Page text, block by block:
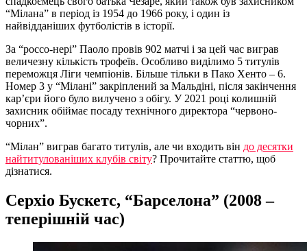
“Мілана” в період із 1954 до 1966 року, і один із
найвідданіших футболістів в історії.
За “россо-нері” Паоло провів 902 матчі і за цей час виграв
величезну кількість трофеїв. Особливо виділимо 5 титулів
переможця Ліги чемпіонів. Більше тільки в Пако Хенто – 6.
Номер 3 у “Мілані” закріплений за Мальдіні, після закінчення
кар’єри його було вилучено з обігу. У 2021 році колишній
захисник обіймає посаду технічного директора “червоно-
чорних”.
“Мілан” виграв багато титулів, але чи входить він до десятки
найтитулованіших клубів світу? Прочитайте статтю, щоб
дізнатися.
Серхіо Бускетс, “Барселона” (2008 –
теперішній час)